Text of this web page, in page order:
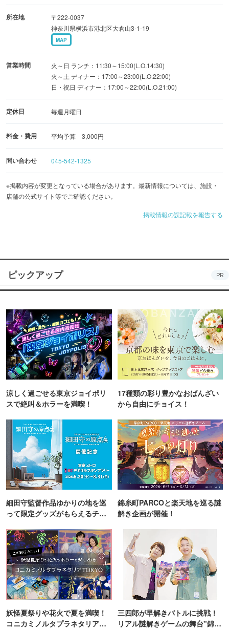
所在地
〒222-0037
神奈川県横浜市港北区大倉山3-1-19
MAP
営業時間
火～日 ランチ：11:30～15:00(L.O.14:30)
火～土 ディナー：17:00～23:00(L.O.22:00)
日・祝日 ディナー：17:00～22:00(L.O.21:00)
定休日 毎週月曜日
料金・費用 平均予算 3,000円
問い合わせ 045-542-1325
※掲載内容が変更となっている場合があります。最新情報については、施設・
店舗の公式サイト等でご確認ください。
掲載情報の誤記載を報告する
ピックアップ PR
涼しく過ごせる東京ジョイポリ
スで絶叫＆ホラーを満喫！
17種類の彩り豊かなおばんざい
から自由にチョイス！
細田守監督作品ゆかりの地を巡
って限定グッズがもらえるチャ
錦糸町PARCOと楽天地を巡る謎
解き企画が開催！
妖怪夏祭りや花火で夏を満喫！
コニカミノルタプラネタリア
三四郎が早解きバトルに挑戦！
リアル謎解きゲームの舞台"錦糸